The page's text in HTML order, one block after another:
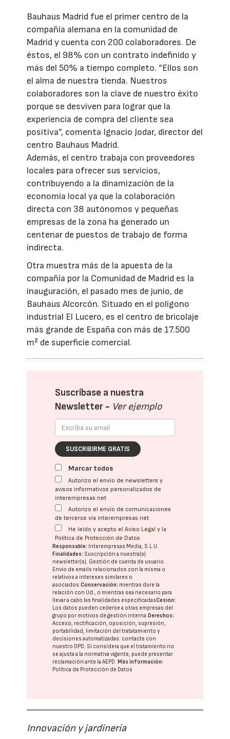
Bauhaus Madrid fue el primer centro de la
compañía alemana en la comunidad de
Madrid y cuenta con 200 colaboradores. De
éstos, el 98% con un contrato indefinido y
más del 50% a tiempo completo. “Ellos son
el alma de nuestra tienda. Nuestros
colaboradores son la clave de nuestro éxito
porque se desviven para lograr que la
experiencia de compra del cliente sea
positiva”, comenta Ignacio Jodar, director del
centro Bauhaus Madrid.
Además, el centro trabaja con proveedores
locales para ofrecer sus servicios,
contribuyendo a la dinamización de la
economía local ya que la colaboración
directa con 38 autónomos y pequeñas
empresas de la zona ha generado un
centenar de puestos de trabajo de forma
indirecta.
Otra muestra más de la apuesta de la
compañía por la Comunidad de Madrid es la
inauguración, el pasado mes de junio, de
Bauhaus Alcorcón. Situado en el polígono
industrial El Lucero, es el centro de bricolaje
más grande de España con más de 17.500
m² de superficie comercial.
Suscríbase a nuestra
Newsletter - Ver ejemplo
SUSCRIBIRME GRATIS
Marcar todos
Autorizo el envío de newsletters y
avisos informativos personalizados de
interempresas.net
Autorizo el envío de comunicaciones
de terceros vía interempresas.net
He leído y acepto elAviso Legal y la
Política de Protección de Datos
Responsable: Interempresas Media, S.L.U.
Finalidades: Suscripción a nuestra(s)
newsletter(s). Gestión de cuenta de usuario.
Envío de emails relacionados con la misma o
relativos a intereses similares o
asociados.Conservación: mientras dure la
relación con Ud., o mientras sea necesario para
llevar a cabo las finalidades especificadasCesión:
Los datos pueden cederse a otras empresas del
grupo por motivos de gestión interna. Derechos:
Acceso, rectificación, oposición, supresión,
portabilidad, limitación del tratatamiento y
decisiones automatizadas: contacte con
nuestro DPD. Si considera que el tratamiento no
se ajusta a la normativa vigente, puede presentar
reclamación ante laAEPD. Más información:
Política de Protección de Datos
Innovación y jardinería